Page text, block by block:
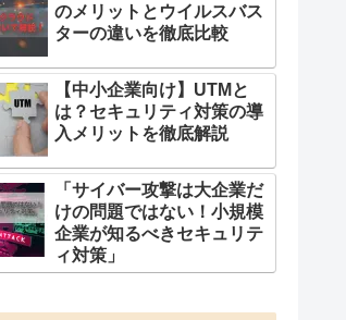
のメリットとウイルスバス
ターの違いを徹底比較
【中小企業向け】UTMと
は？セキュリティ対策の導
入メリットを徹底解説
「サイバー攻撃は大企業だ
けの問題ではない！小規模
企業が知るべきセキュリテ
ィ対策」